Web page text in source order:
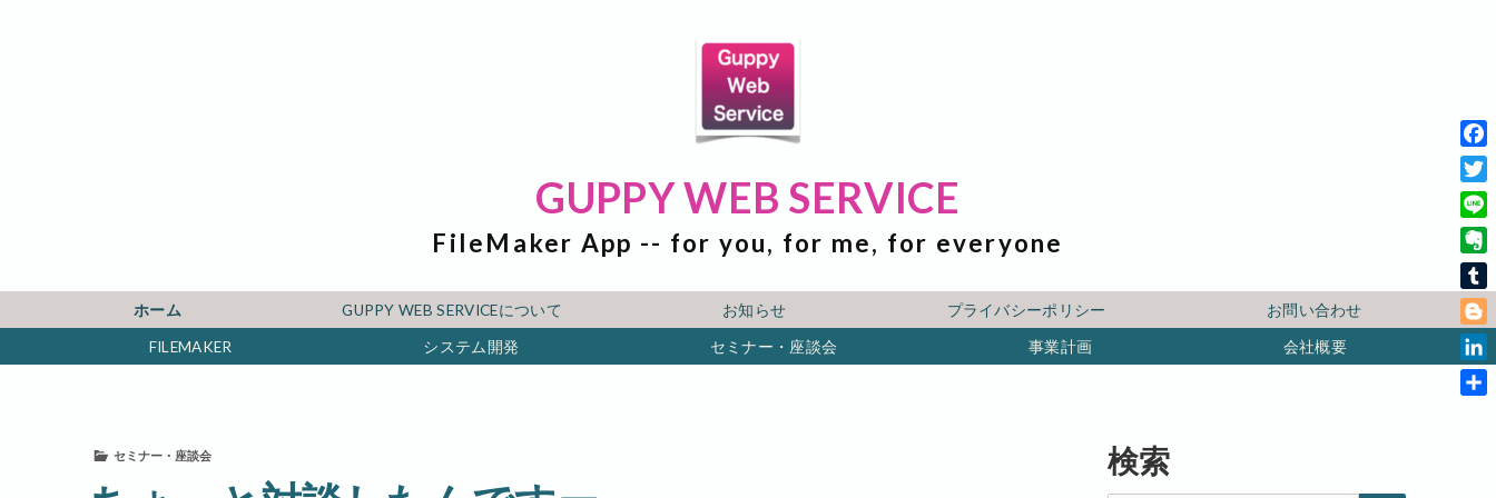
GUPPY WEB SERVICE
FileMaker App -- for you, for me, for everyone
ホーム GUPPY WEB SERVICEについて お知らせ プライバシーポリシー お問い合わせ
FILEMAKER システム開発 セミナー・座談会 事業計画 会社概要
セミナー・座談会 検索
F
a
c
e
b
o
o
k
T
w
i
t
t
e
r
L
i
n
e
E
v
e
r
n
o
T
u
m
b
B
l
o
L
i